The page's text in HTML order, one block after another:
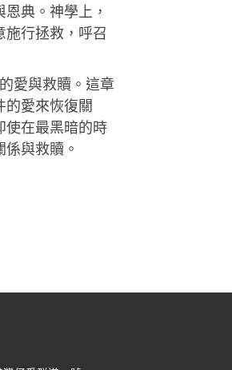
典。神學上，
行拯救，呼召
愛與救贖。這章
的愛來恢復關
使在最黑暗的時
與救贖。